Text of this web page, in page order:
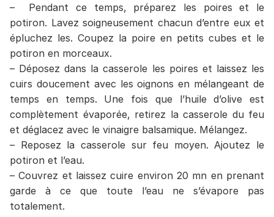
– Pendant ce temps, préparez les poires et le
potiron. Lavez soigneusement chacun d’entre eux et
épluchez les. Coupez la poire en petits cubes et le
potiron en morceaux.
– Déposez dans la casserole les poires et laissez les
cuirs doucement avec les oignons en mélangeant de
temps en temps. Une fois que l’huile d’olive est
complètement évaporée, retirez la casserole du feu
et déglacez avec le vinaigre balsamique. Mélangez.
– Reposez la casserole sur feu moyen. Ajoutez le
potiron et l’eau.
– Couvrez et laissez cuire environ 20 mn en prenant
garde à ce que toute l’eau ne s’évapore pas
totalement.